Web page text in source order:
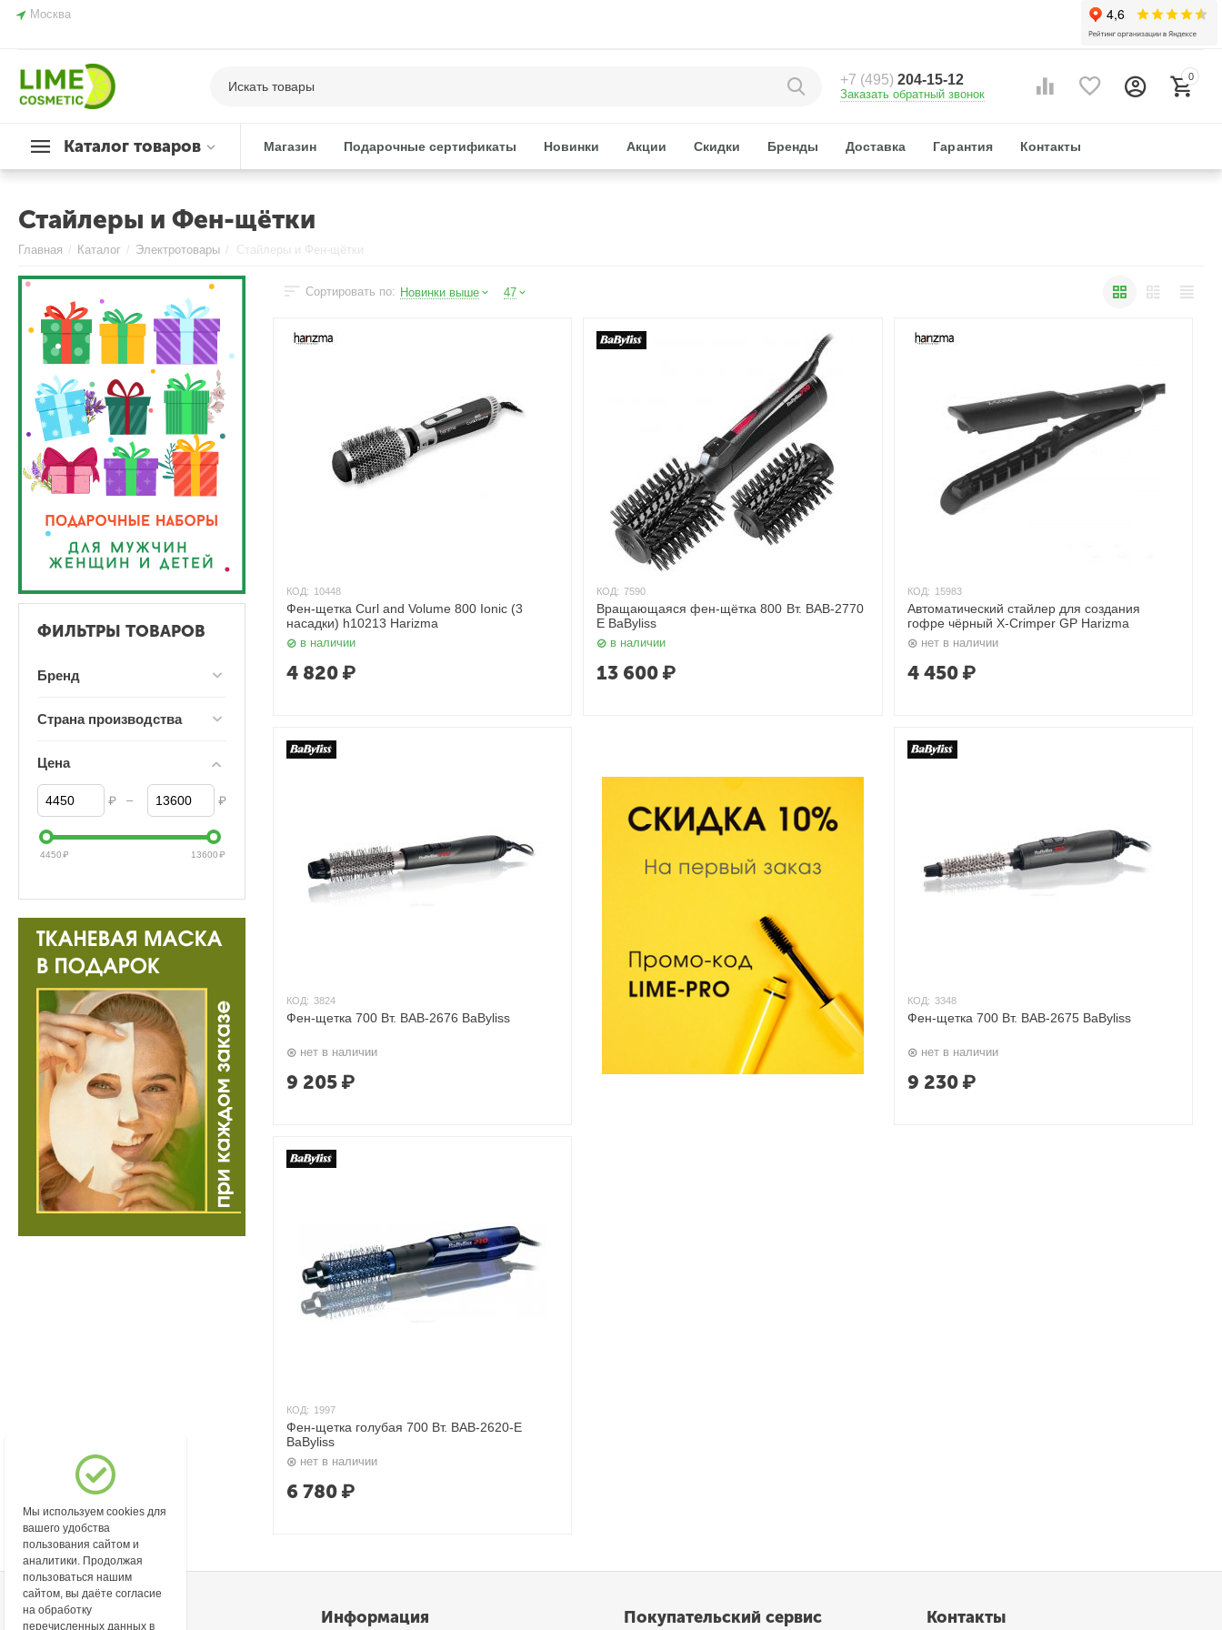
Москва
+7 (495)204-15-12
Заказать обратный звонок
0
Каталог товаров Магазин Подарочные сертификаты Новинки Акции Скидки Бренды Доставка Гарантия Контакты
Стайлеры и Фен-щётки
Главная / Каталог / Электротовары / Стайлеры и Фен-щётки
Сортировать по: Новинки выше 47
КОД: 10448
Фен-щетка Curl and Volume 800 Ionic (3
насадки) h10213 Harizma
в наличии
4 820 ₽
КОД: 7590
Вращающаяся фен-щётка 800 Вт. BAB-2770
E BaByliss
в наличии
13 600 ₽
КОД: 15983
Автоматический стайлер для создания
гофре чёрный X-Crimper GP Harizma
нет в наличии
4 450 ₽
КОД: 3824
Фен-щетка 700 Вт. BAB-2676 BaByliss
нет в наличии
9 205 ₽
КОД: 3348
Фен-щетка 700 Вт. BAB-2675 BaByliss
нет в наличии
9 230 ₽
КОД: 1997
Фен-щетка голубая 700 Вт. BAB-2620-E
BaByliss
нет в наличии
6 780 ₽
ФИЛЬТРЫ ТОВАРОВ
Бренд
Страна производства
Цена
₽ – ₽
4450₽ 13600₽
Моя учетная запись Информация Покупательский сервис Контакты
Мы используем cookies для
вашего удобства
пользования сайтом и
аналитики. Продолжая
пользоваться нашим
сайтом, вы даёте согласие
на обработку
перечисленных данных в